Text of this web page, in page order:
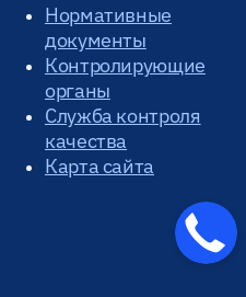
Нормативные
документы
Контролирующие
органы
Служба контроля
качества
Карта сайта